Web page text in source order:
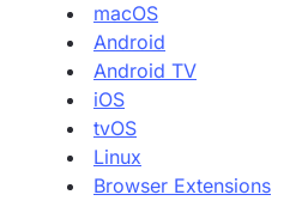
macOS
Android
Android TV
iOS
tvOS
Linux
Browser Extensions